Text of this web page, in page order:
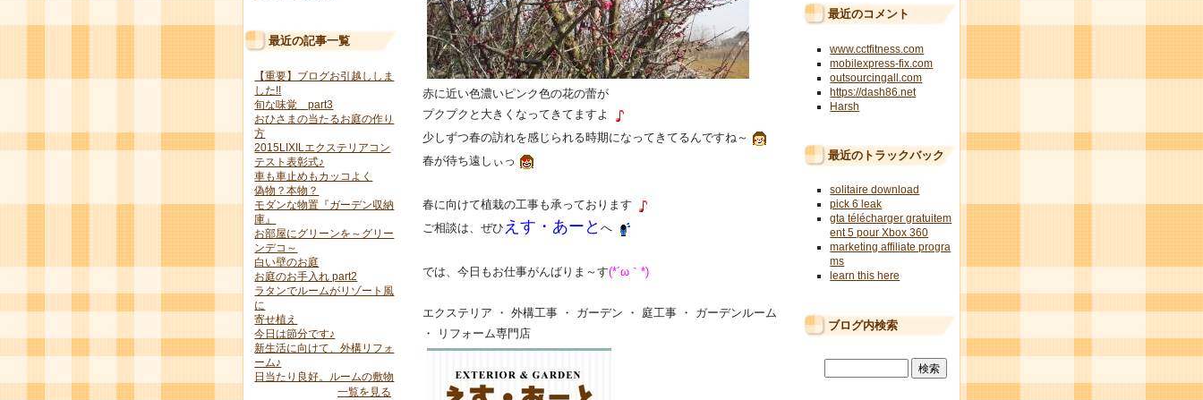
赤に近い色濃いピンク色の花の蕾が
プクプクと大きくなってきてますよ
少しずつ春の訪れを感じられる時期になってきてるんですね～
春が待ち遠しぃっ
春に向けて植栽の工事も承っております
ご相談は、ぜひ えす・あーと へ
では、今日もお仕事がんばりま～す(*´ω｀*)
エクステリア ・ 外構工事 ・ ガーデン ・ 庭工事 ・ ガーデンルーム
・ リフォーム専門店
最近の記事一覧
【重要】ブログお引越ししま
した!!
旬な味覚 part3
おひさまの当たるお庭の作り
方
2015LIXILエクステリアコン
テスト表彰式♪
車も車止めもカッコよく
偽物？本物？
モダンな物置『ガーデン収納
庫』
お部屋にグリーンを～グリー
ンデコ～
白い壁のお庭
お庭のお手入れ part2
ラタンでルームがリゾート風
に
寄せ植え
今日は節分です♪
新生活に向けて、外構リフォ
ーム♪
日当たり良好。ルームの敷物
一覧を見る
最近のコメント
www.cctfitness.com
mobilexpress-fix.com
outsourcingall.com
https://dash86.net
Harsh
最近のトラックバック
solitaire download
pick 6 leak
gta télécharger gratuitem
ent 5 pour Xbox 360
marketing affiliate progra
ms
learn this here
ブログ内検索